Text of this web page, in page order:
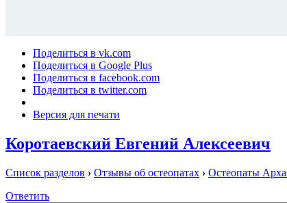
Поделиться в vk.com
Поделиться в Google Plus
Поделиться в facebook.com
Поделиться в twitter.com
Версия для печати
Коротаевский Евгений Алексеевич
Список разделов › Отзывы об остеопатах › Остеопаты
Ответить